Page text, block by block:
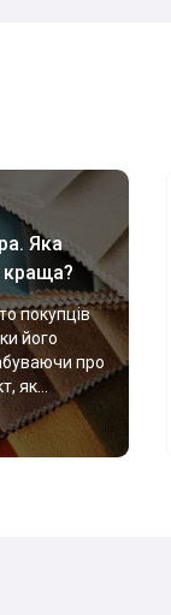
Яка
краща?
покупців
його
про
як...